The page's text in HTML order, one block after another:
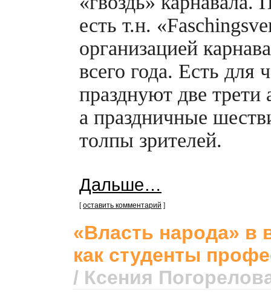
есть т.н.
организацией
всего года. Есть для
празднуют две трети
а праздничные
толпы зрителей.
Дальше…
[оставить комментарий ]
«Власть народа»
как студенты
/ Ксения